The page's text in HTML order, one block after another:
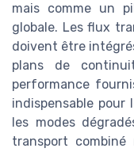
mais comme un
globale. Les flux
doivent être
plans de
performance
indispensable
les modes
transport combiné